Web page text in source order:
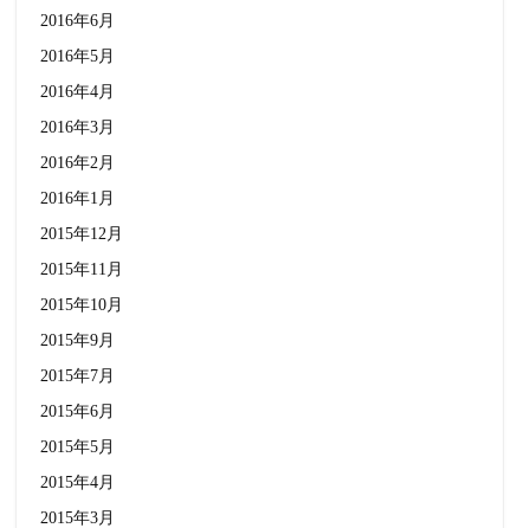
2016年6月
2016年5月
2016年4月
2016年3月
2016年2月
2016年1月
2015年12月
2015年11月
2015年10月
2015年9月
2015年7月
2015年6月
2015年5月
2015年4月
2015年3月